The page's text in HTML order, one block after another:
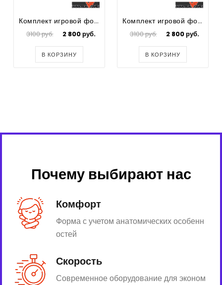
Комплект игровой формы для футбола Drop
3100 руб. 2 800 руб.
В КОРЗИНУ
Комплект игровой формы для футбола Drop
3100 руб. 2 800 руб.
В КОРЗИНУ
Почему выбирают нас
Комфорт
Форма с учетом анатомических особенн
остей
Скорость
Современное оборудование для эконом